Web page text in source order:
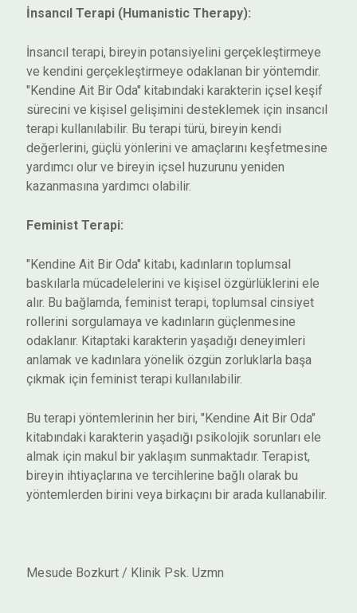
İnsancıl Terapi (Humanistic Therapy):
İnsancıl terapi, bireyin potansiyelini gerçekleştirmeye
ve kendini gerçekleştirmeye odaklanan bir yöntemdir.
"Kendine Ait Bir Oda" kitabındaki karakterin içsel keşif
sürecini ve kişisel gelişimini desteklemek için insancıl
terapi kullanılabilir. Bu terapi türü, bireyin kendi
değerlerini, güçlü yönlerini ve amaçlarını keşfetmesine
yardımcı olur ve bireyin içsel huzurunu yeniden
kazanmasına yardımcı olabilir.
Feminist Terapi:
"Kendine Ait Bir Oda" kitabı, kadınların toplumsal
baskılarla mücadelelerini ve kişisel özgürlüklerini ele
alır. Bu bağlamda, feminist terapi, toplumsal cinsiyet
rollerini sorgulamaya ve kadınların güçlenmesine
odaklanır. Kitaptaki karakterin yaşadığı deneyimleri
anlamak ve kadınlara yönelik özgün zorluklarla başa
çıkmak için feminist terapi kullanılabilir.
Bu terapi yöntemlerinin her biri, "Kendine Ait Bir Oda"
kitabındaki karakterin yaşadığı psikolojik sorunları ele
almak için makul bir yaklaşım sunmaktadır. Terapist,
bireyin ihtiyaçlarına ve tercihlerine bağlı olarak bu
yöntemlerden birini veya birkaçını bir arada kullanabilir.
Mesude Bozkurt / Klinik Psk. Uzmn